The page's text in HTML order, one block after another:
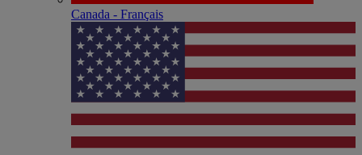
Canada - Français